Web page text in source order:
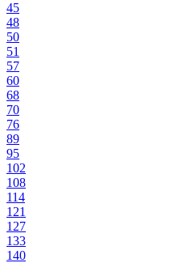
45
48
50
51
57
60
68
70
76
89
95
102
108
114
121
127
133
140